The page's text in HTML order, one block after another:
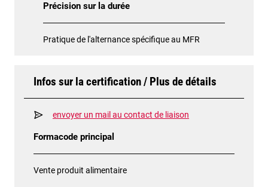
Précision sur la durée
Pratique de l'alternance spécifique au MFR
Infos sur la certification / Plus de détails
envoyer un mail au contact de liaison
Formacode principal
Vente produit alimentaire